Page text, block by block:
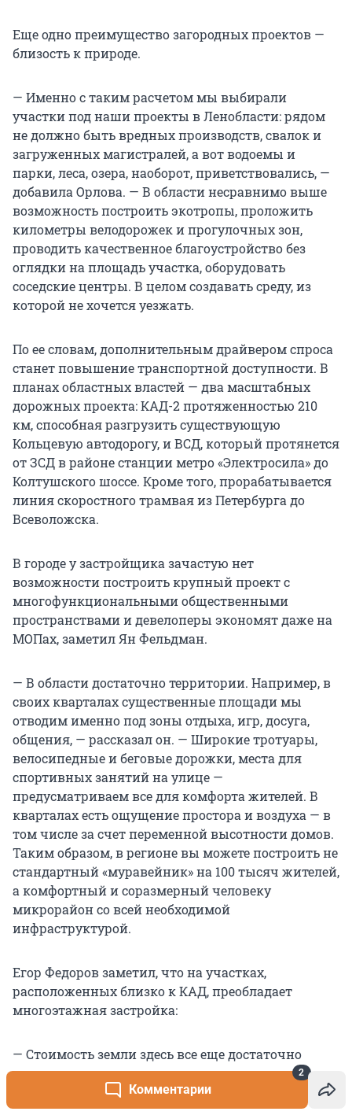
Комментарии
2
Еще одно преимущество загородных проектов —
близость к природе.
— Именно с таким расчетом мы выбирали
участки под наши проекты в Ленобласти: рядом
не должно быть вредных производств, свалок и
загруженных магистралей, а вот водоемы и
парки, леса, озера, наоборот, приветствовались, —
добавила Орлова. — В области несравнимо выше
возможность построить экотропы, проложить
километры велодорожек и прогулочных зон,
проводить качественное благоустройство без
оглядки на площадь участка, оборудовать
соседские центры. В целом создавать среду, из
которой не хочется уезжать.
По ее словам, дополнительным драйвером спроса
станет повышение транспортной доступности. В
планах областных властей — два масштабных
дорожных проекта: КАД-2 протяженностью 210
км, способная разгрузить существующую
Кольцевую автодорогу, и ВСД, который протянется
от ЗСД в районе станции метро «Электросила» до
Колтушского шоссе. Кроме того, прорабатывается
линия скоростного трамвая из Петербурга до
Всеволожска.
В городе у застройщика зачастую нет
возможности построить крупный проект с
многофункциональными общественными
пространствами и девелоперы экономят даже на
МОПах, заметил Ян Фельдман.
— В области достаточно территории. Например, в
своих кварталах существенные площади мы
отводим именно под зоны отдыха, игр, досуга,
общения, — рассказал он. — Широкие тротуары,
велосипедные и беговые дорожки, места для
спортивных занятий на улице —
предусматриваем все для комфорта жителей. В
кварталах есть ощущение простора и воздуха — в
том числе за счет переменной высотности домов.
Таким образом, в регионе вы можете построить не
стандартный «муравейник» на 100 тысяч жителей,
а комфортный и соразмерный человеку
микрорайон со всей необходимой
инфраструктурой.
Егор Федоров заметил, что на участках,
расположенных близко к КАД, преобладает
многоэтажная застройка:
— Стоимость земли здесь все еще достаточно
высокая, поэтому девелоперы зачастую возводят
комплексы высотой до 24 этажей. Однако в более
удаленных районах фокус смещается на более